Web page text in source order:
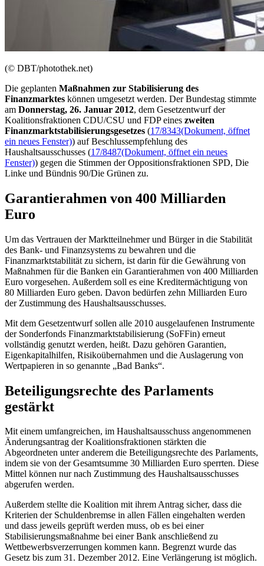
(© DBT/photothek.net)
Die geplanten Maßnahmen zur Stabilisierung des
Finanzmarktes können umgesetzt werden. Der Bundestag stimmte
am Donnerstag, 26. Januar 2012, dem Gesetzentwurf der
Koalitionsfraktionen CDU/CSU und FDP eines zweiten
Finanzmarktstabilisierungsgesetzes (17/8343(Dokument, öffnet
ein neues Fenster)) auf Beschlussempfehlung des
Haushaltsausschusses (17/8487(Dokument, öffnet ein neues
Fenster)) gegen die Stimmen der Oppositionsfraktionen SPD, Die
Linke und Bündnis 90/Die Grünen zu.
Garantierahmen von 400 Milliarden
Euro
Um das Vertrauen der Marktteilnehmer und Bürger in die Stabilität
des Bank- und Finanzsystems zu bewahren und die
Finanzmarktstabilität zu sichern, ist darin für die Gewährung von
Maßnahmen für die Banken ein Garantierahmen von 400 Milliarden
Euro vorgesehen. Außerdem soll es eine Kreditermächtigung von
80 Milliarden Euro geben. Davon bedürfen zehn Milliarden Euro
der Zustimmung des Haushaltsausschusses.
Mit dem Gesetzentwurf sollen alle 2010 ausgelaufenen Instrumente
der Sonderfonds Finanzmarktstabilisierung (SoFFin) erneut
vollständig genutzt werden, heißt. Dazu gehören Garantien,
Eigenkapitalhilfen, Risikoübernahmen und die Auslagerung von
Wertpapieren in so genannte „Bad Banks“.
Beteiligungsrechte des Parlaments
gestärkt
Mit einem umfangreichen, im Haushaltsausschuss angenommenen
Änderungsantrag der Koalitionsfraktionen stärkten die
Abgeordneten unter anderem die Beteiligungsrechte des Parlaments,
indem sie von der Gesamtsumme 30 Milliarden Euro sperrten. Diese
Mittel können nur nach Zustimmung des Haushaltsausschusses
abgerufen werden.
Außerdem stellte die Koalition mit ihrem Antrag sicher, dass die
Kriterien der Schuldenbremse in allen Fällen eingehalten werden
und dass jeweils geprüft werden muss, ob es bei einer
Stabilisierungsmaßnahme bei einer Bank anschließend zu
Wettbewerbsverzerrungen kommen kann. Begrenzt wurde das
Gesetz bis zum 31. Dezember 2012. Eine Verlängerung ist möglich.